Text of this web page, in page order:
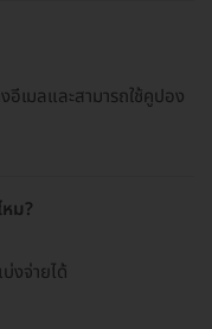
อีเมลและสามารถใช้คูปอง
ม?
งจ่ายได้